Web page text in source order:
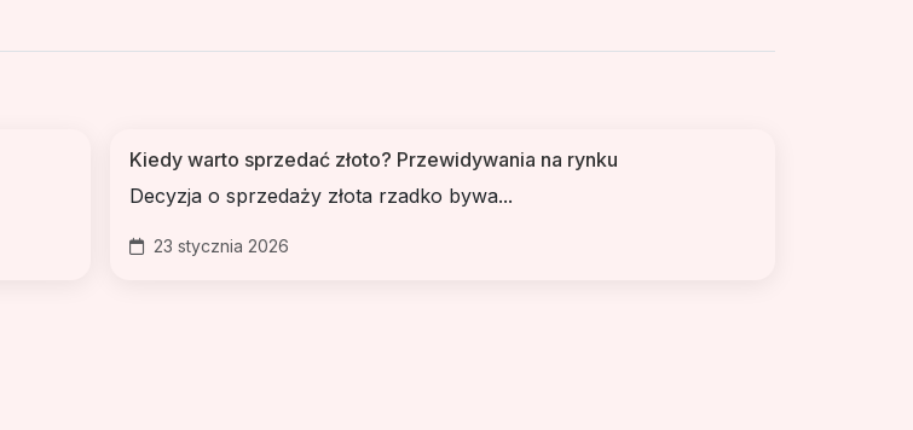
Kiedy warto sprzedać złoto? Przewidywania na rynku
Decyzja o sprzedaży złota rzadko bywa...
23 stycznia 2026